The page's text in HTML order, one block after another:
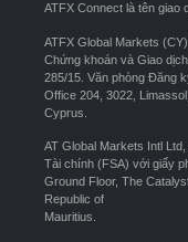
ATFX Connect là tên giao
ATFX Global Markets
Chứng khoán và Giao
285/15. Văn phòng Đăng
Office 204, 3022, Limassol,
Cyprus.
AT Global Markets Intl
Tài chính (FSA) với giấy
Ground Floor, The
Republic of
Mauritius.